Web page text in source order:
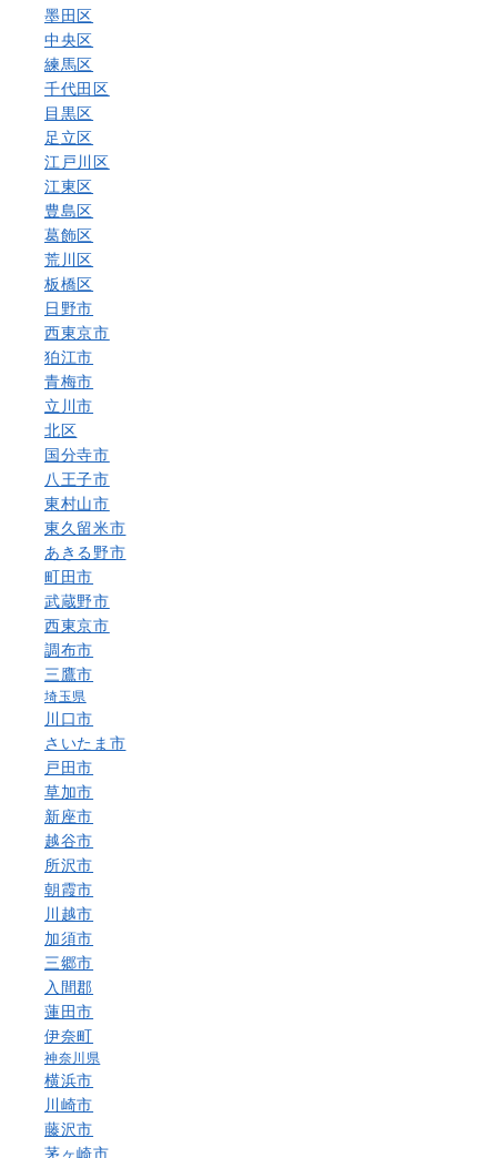
墨田区
中央区
練馬区
千代田区
目黒区
足立区
江戸川区
江東区
豊島区
葛飾区
荒川区
板橋区
日野市
西東京市
狛江市
青梅市
立川市
北区
国分寺市
八王子市
東村山市
東久留米市
あきる野市
町田市
武蔵野市
西東京市
調布市
三鷹市
埼玉県
川口市
さいたま市
戸田市
草加市
新座市
越谷市
所沢市
朝霞市
川越市
加須市
三郷市
入間郡
蓮田市
伊奈町
神奈川県
横浜市
川崎市
藤沢市
茅ヶ崎市